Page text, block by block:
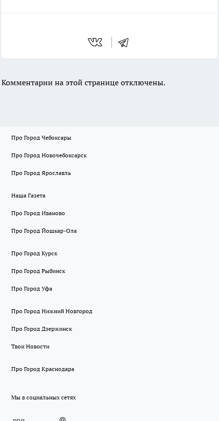
Комментарии на этой странице отключены.
Про Город Чебоксары
Про Город Новочебоксарск
Про Город Ярославль
Наша Газета
Про Город Иваново
Про Город Йошкар-Ола
Про Город Курск
Про Город Рыбинск
Про Город Уфа
Про Город Нижний Новгород
Про Город Дзержинск
Твои Новости
Про Город Краснодара
Мы в социальных сетях